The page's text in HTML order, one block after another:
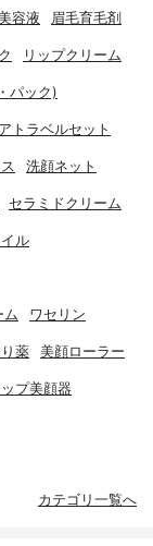
容液 眉毛育毛剤
リップクリーム
パック)
トラベルセット
洗顔ネット
セラミドクリーム
ル
ム ワセリン
薬 美顔ローラー
プ美顔器
カテゴリ一覧へ